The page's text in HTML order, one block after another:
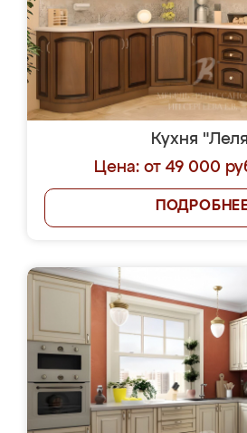
Кухня
Цена: от 49 000